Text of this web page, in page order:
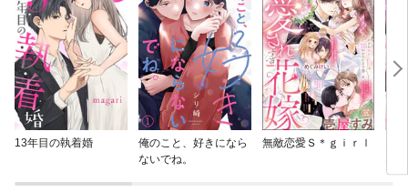
13年目の執着婚
俺のこと、好きになら
ないでね。
無敵恋愛Ｓ＊ｇｉｒｌ
な
ず